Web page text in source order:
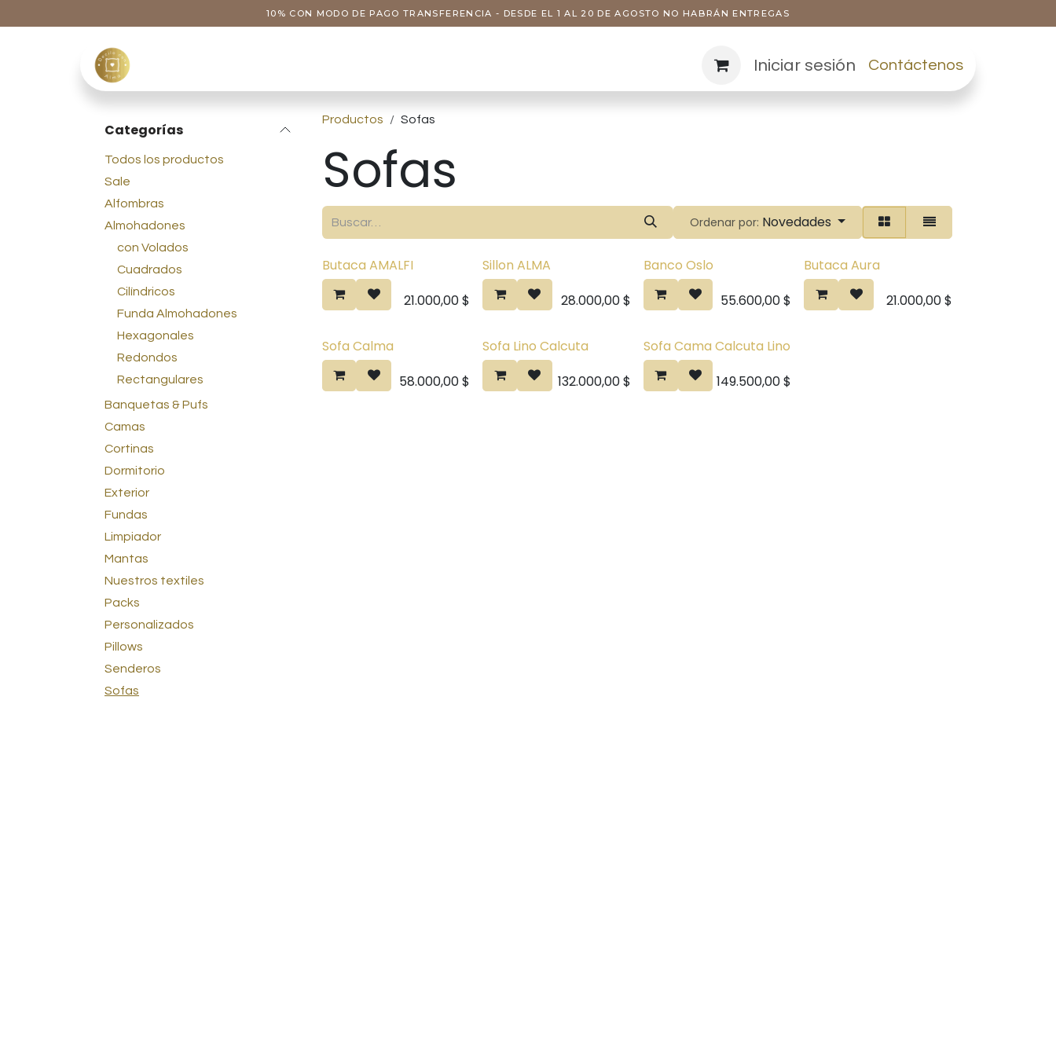
10% CON MODO DE PAGO TRANSFERENCIA - DESDE EL 1 AL 20 DE AGOSTO NO HABRÁN ENTREGAS
Iniciar sesión Contáctenos
Categorías
Todos los productos
Sale
Alfombras
Almohadones
con Volados
Cuadrados
Cilíndricos
Funda Almohadones
Hexagonales
Redondos
Rectangulares
Banquetas & Pufs
Camas
Cortinas
Dormitorio
Exterior
Fundas
Limpiador
Mantas
Nuestros textiles
Packs
Personalizados
Pillows
Senderos
Sofas
Productos Sofas
Sofas
Ordenar por: Novedades
Butaca AMALFI
21.000,00$ Pre venta
Sillon ALMA
28.000,00$
Banco Oslo
55.600,00$
Butaca Aura
21.000,00$
Sofa Calma
58.000,00$
Sofa Lino Calcuta
132.000,00$
Sofa Cama Calcuta Lino
149.500,00$